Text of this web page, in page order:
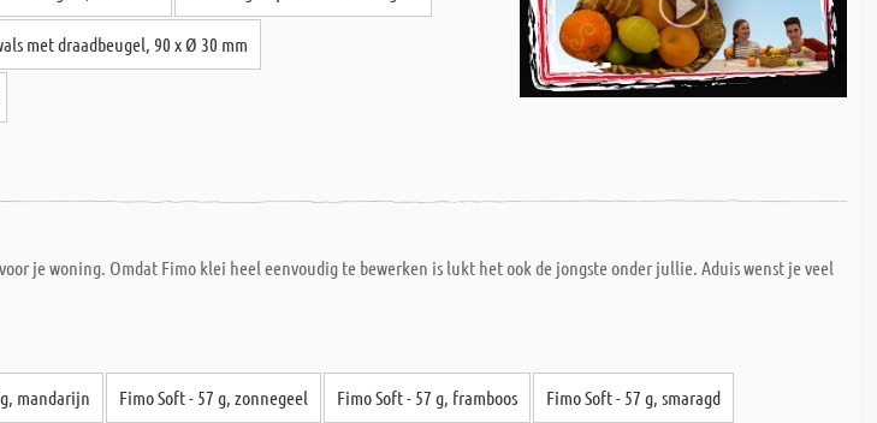
met draadbeugel, 90 x Ø 30 mm
je woning. Omdat Fimo klei heel eenvoudig te bewerken is lukt het ook de jongste onder jullie. Aduis wenst je veel
mandarijn Fimo Soft - 57 g, zonnegeel Fimo Soft - 57 g, framboos Fimo Soft - 57 g, smaragd